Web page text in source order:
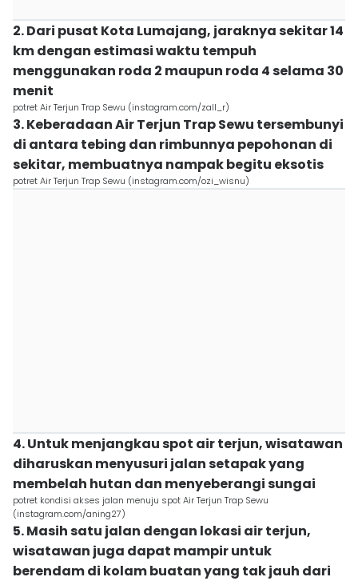
2. Dari pusat Kota Lumajang, jaraknya sekitar 14
km dengan estimasi waktu tempuh
menggunakan roda 2 maupun roda 4 selama 30
menit
potret Air Terjun Trap Sewu (instagram.com/zall_r)
3. Keberadaan Air Terjun Trap Sewu tersembunyi
di antara tebing dan rimbunnya pepohonan di
sekitar, membuatnya nampak begitu eksotis
potret Air Terjun Trap Sewu (instagram.com/ozi_wisnu)
4. Untuk menjangkau spot air terjun, wisatawan
diharuskan menyusuri jalan setapak yang
membelah hutan dan menyeberangi sungai
potret kondisi akses jalan menuju spot Air Terjun Trap Sewu
(instagram.com/aning27)
5. Masih satu jalan dengan lokasi air terjun,
wisatawan juga dapat mampir untuk
berendam di kolam buatan yang tak jauh dari